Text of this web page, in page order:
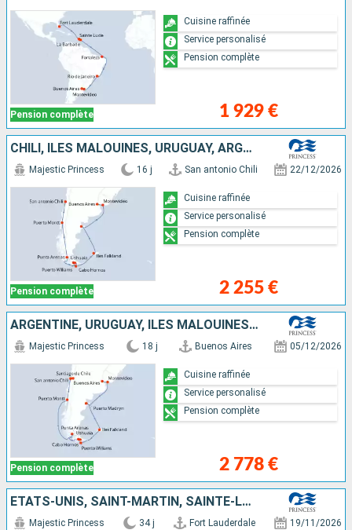
Pension complète 1 929 €
Cuisine raffinée
Service personalisé
Pension complète
CHILI, ÎLES MALOUINES, URUGUAY, ARGENTINE
Pension complète
Majestic Princess 16 j San antonio Chili 22/12/2026
2 255 €
Cuisine raffinée
Service personalisé
Pension complète
ARGENTINE, URUGUAY, ÎLES MALOUINES, CHILI
Pension complète
Majestic Princess 18 j Buenos Aires 05/12/2026
2 778 €
Cuisine raffinée
Service personalisé
Pension complète
ÉTATS-UNIS, SAINT-MARTIN, SAINTE-LUCIE, BARBADE, BRÉSIL, URUGUAY, ARGENTINE, ÎLES MALOUINES, CHILI
Majestic Princess 34 j Fort Lauderdale 19/11/2026